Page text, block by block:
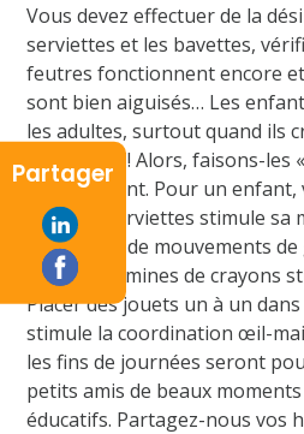
Vous devez effectuer de la
serviettes et les bavettes,
feutres fonctionnent encore
sont bien aiguisés… Les
les adultes, surtout quand ils
TRÈS FORT! Alors, faisons-
le souhaitent. Pour un enfant,
grandes serviettes stimule
l’exécution de mouvements
Tailler des mines de crayons
Placer des jouets un à un
stimule la coordination œil-
les fins de journées seront
petits amis de beaux
éducatifs. Partagez-nous vos
Partager